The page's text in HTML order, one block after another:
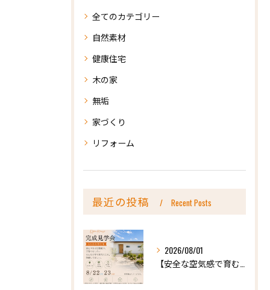
全てのカテゴリー
自然素材
健康住宅
木の家
無垢
家づくり
リフォーム
最近の投稿 Recent Posts
2026/08/01